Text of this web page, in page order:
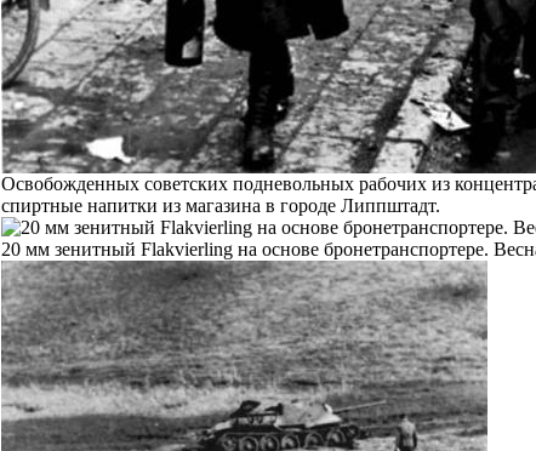
Освобожденных советских подневольных рабочих из
спиртные напитки из магазина в городе Липпштадт.
20 мм зенитный Flakvierling на основе бронетранспортере.